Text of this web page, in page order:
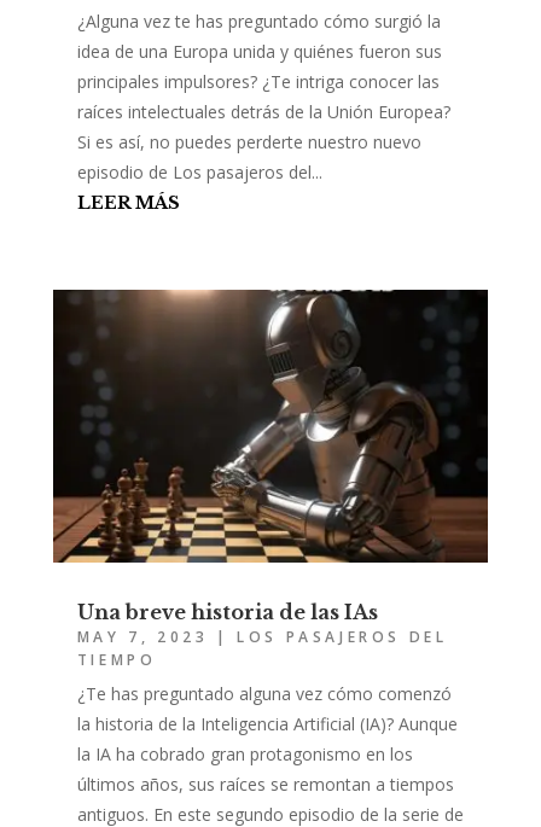
¿Alguna vez te has preguntado cómo surgió la
idea de una Europa unida y quiénes fueron sus
principales impulsores? ¿Te intriga conocer las
raíces intelectuales detrás de la Unión Europea?
Si es así, no puedes perderte nuestro nuevo
episodio de Los pasajeros del...
LEER MÁS
Una breve historia de las IAs
MAY 7, 2023 |LOS PASAJEROS DEL
TIEMPO
¿Te has preguntado alguna vez cómo comenzó
la historia de la Inteligencia Artificial (IA)? Aunque
la IA ha cobrado gran protagonismo en los
últimos años, sus raíces se remontan a tiempos
antiguos. En este segundo episodio de la serie de